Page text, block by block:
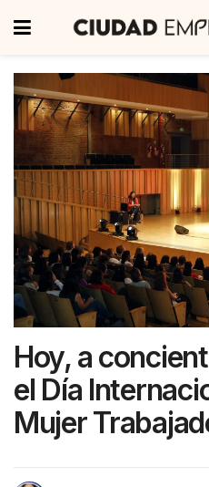
Hoy, a
el Día
Mujer